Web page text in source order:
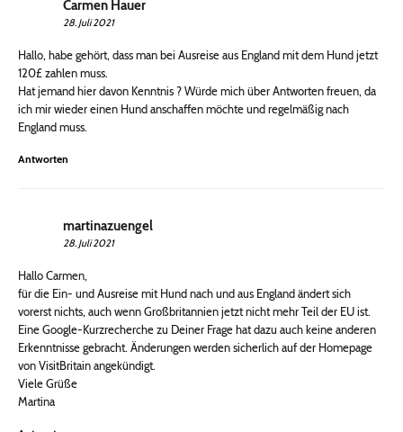
Carmen Hauer
28. Juli 2021
Hallo, habe gehört, dass man bei Ausreise aus England mit dem Hund jetzt
120£ zahlen muss.
Hat jemand hier davon Kenntnis ? Würde mich über Antworten freuen, da
ich mir wieder einen Hund anschaffen möchte und regelmäßig nach
England muss.
Antworten
martinazuengel
28. Juli 2021
Hallo Carmen,
für die Ein- und Ausreise mit Hund nach und aus England ändert sich
vorerst nichts, auch wenn Großbritannien jetzt nicht mehr Teil der EU ist.
Eine Google-Kurzrecherche zu Deiner Frage hat dazu auch keine anderen
Erkenntnisse gebracht. Änderungen werden sicherlich auf der Homepage
von VisitBritain angekündigt.
Viele Grüße
Martina